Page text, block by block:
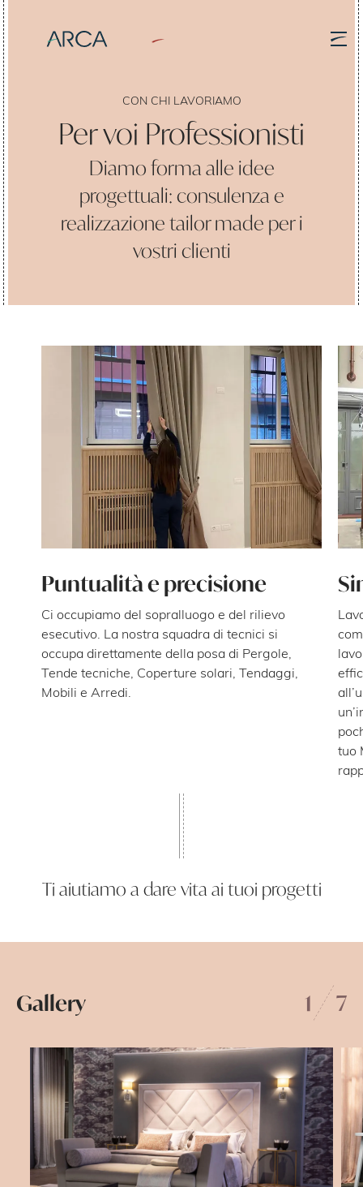
Interno
CON CHI LAVORIAMO
Residenziale
Contract
Per voi Professionisti
Home
CON CHI LAVORIAMO
Per voi Professionisti
Diamo forma alle idee
progettuali: consulenza e
realizzazione tailor made per i
vostri clienti
Puntualità e precisione
Ci occupiamo del sopralluogo e del rilievo
esecutivo. La nostra squadra di tecnici si
occupa direttamente della posa di Pergole,
Tende tecniche, Coperture solari, Tendaggi,
Mobili e Arredi.
tuo
Ti aiutiamo a dare vita ai tuoi progetti
Gallery 1 7